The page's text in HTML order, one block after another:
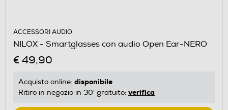
ACCESSORI AUDIO
NILOX - Smartglasses con audio Open Ear-NERO
€ 49,90
Acquisto online: disponibile
Ritiro in negozio in 30' gratuito: verifica